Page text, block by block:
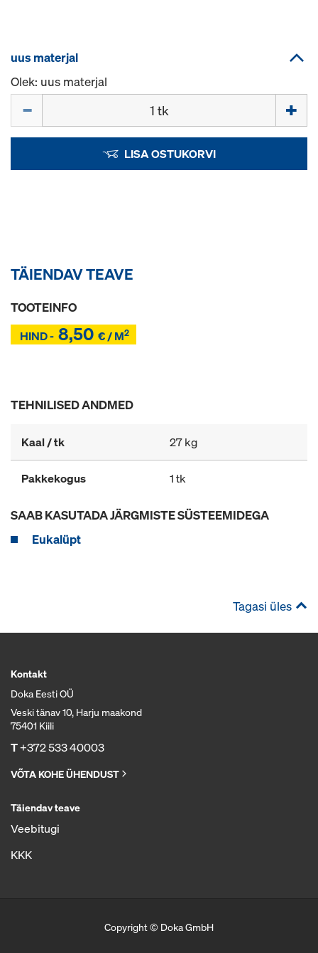
uus materjal
Olek: uus materjal
LISA OSTUKORVI
TÄIENDAV TEAVE
TOOTEINFO
HIND - 8,50 € / M2
TEHNILISED ANDMED
Kaal / tk 27 kg
Pakkekogus 1 tk
SAAB KASUTADA JÄRGMISTE SÜSTEEMIDEGA
Eukalüpt
Tagasi üles
Kontakt
Doka Eesti OÜ
Veski tänav 10, Harju maakond
75401 Kiili
T+372 533 40003
VÕTA KOHE ÜHENDUST
Täiendav teave
Veebitugi
KKK
Copyright © Doka GmbH